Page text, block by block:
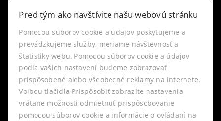
Kontakt
Blog
Nastavenie cookies
Pred tým ako navštívite našu webovú stránku
Pomocou súborov cookie a údajov poskytujeme a
prevádzkujeme služby, meriame návštevnosť a
štatistiky webu. Pomocou súborov cookie a údajov
podľa vašich nastavení budeme zobrazovať
prispôsobené alebo všeobecné reklamy na internete.
Voľbou tlačidla Prispôsobiť zobrazíte nastavenia
vrátane možnosti odmietnuť prispôsobovanie
pomocou súborov cookie a informácie o ovládaní na